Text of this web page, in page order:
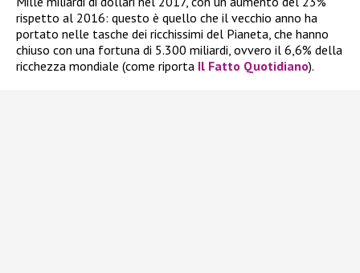
rispetto al 2016: questo è quello che il vecchio anno ha
portato nelle tasche dei ricchissimi del Pianeta, che hanno
chiuso con una fortuna di 5.300 miliardi, ovvero il 6,6% della
ricchezza mondiale (come riporta Il Fatto Quotidiano).